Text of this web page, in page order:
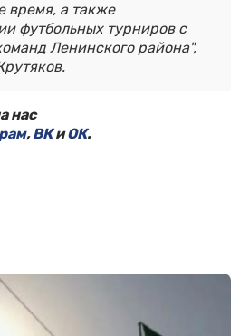
время, а также
футбольных турниров с
Ленинского района",
нас
,ВКиОК.